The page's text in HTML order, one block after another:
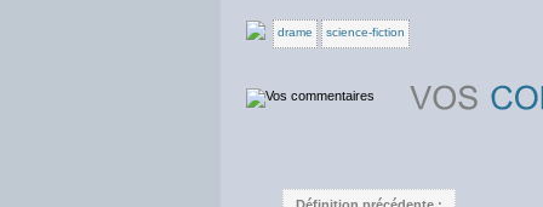
drame science-fiction